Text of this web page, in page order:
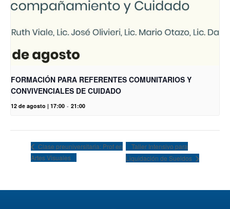
FORMACIÓN PARA REFERENTES COMUNITARIOS Y
CONVIVENCIALES DE CUIDADO
12 de agosto | 17:00 - 21:00
Clase preuniversitaria: Prof en
Artes Visuales
Taller Intensivo para
Liquidación de Sueldos